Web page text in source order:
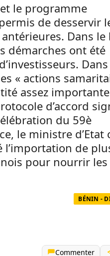
le programme
de desservir
Dans
démarches ont été
« actions
assez
d’accord
du 59è
le ministre d’Etat
de
pour nourrir les
BÉNIN -
Commenter